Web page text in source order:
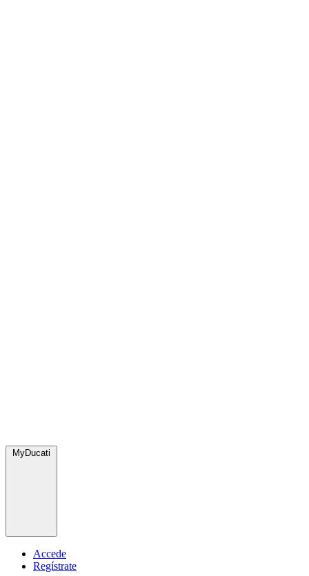
MyDucati
Accede
Regístrate